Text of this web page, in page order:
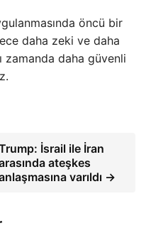
öncü bir
daha zeki ve daha
zamanda daha güvenli
İsrail ile İran
ateşkes
varıldı →